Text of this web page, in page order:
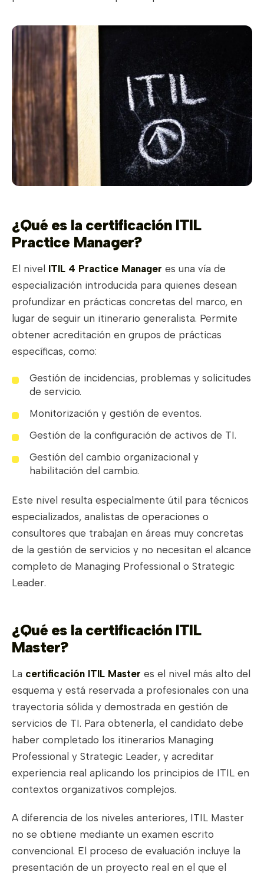
¿Qué es la certificación ITIL
Practice Manager?
El nivel ITIL 4 Practice Manager es una vía de
especialización introducida para quienes desean
profundizar en prácticas concretas del marco, en
lugar de seguir un itinerario generalista. Permite
obtener acreditación en grupos de prácticas
específicas, como:
Gestión de incidencias, problemas y solicitudes
de servicio.
Monitorización y gestión de eventos.
Gestión de la configuración de activos de TI.
Gestión del cambio organizacional y
habilitación del cambio.
Este nivel resulta especialmente útil para técnicos
especializados, analistas de operaciones o
consultores que trabajan en áreas muy concretas
de la gestión de servicios y no necesitan el alcance
completo de Managing Professional o Strategic
Leader.
¿Qué es la certificación ITIL
Master?
La certificación ITIL Master es el nivel más alto del
esquema y está reservada a profesionales con una
trayectoria sólida y demostrada en gestión de
servicios de TI. Para obtenerla, el candidato debe
haber completado los itinerarios Managing
Professional y Strategic Leader, y acreditar
experiencia real aplicando los principios de ITIL en
contextos organizativos complejos.
A diferencia de los niveles anteriores, ITIL Master
no se obtiene mediante un examen escrito
convencional. El proceso de evaluación incluye la
presentación de un proyecto real en el que el